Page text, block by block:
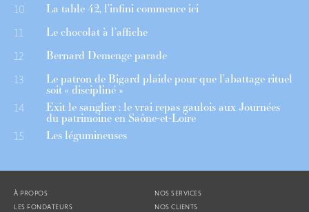
10 La table 42, l’infini commence ici
11 Le chocolat à l’affiche
12 Bernard Demenge parade
13 Le patron de Bigard plaide pour que l’abattage rituel
soit « discipliné »
14 Exit le sanglier : le vrai repas gaulois aux Journées
du patrimoine en Saône-et-Loire
15 Les légumineuses
À PROPOS
LES FONDATEURS
NOS SERVICES
NOS CLIENTS